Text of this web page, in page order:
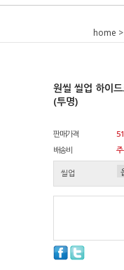
home >
원씰 씰업 하이
(투명)
판매가격
배송비
씰업